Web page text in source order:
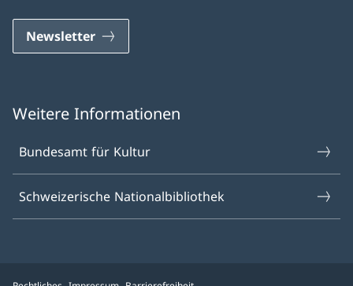
Newsletter
Weitere Informationen
Bundesamt für Kultur
Schweizerische Nationalbibliothek